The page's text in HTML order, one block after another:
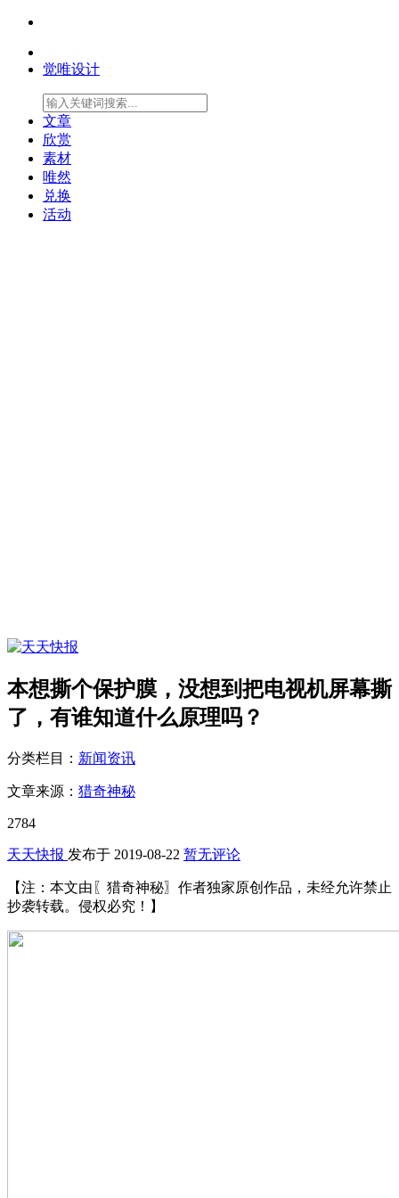
觉唯设计
文章
欣赏
素材
唯然
兑换
活动
本想撕个保护膜，没想到把电视机屏幕撕
了，有谁知道什么原理吗？
分类栏目： 新闻资讯
文章来源： 猎奇神秘
2784
天天快报 发布于 2019-08-22 暂无评论
【注：本文由〖猎奇神秘〗作者独家原创作品，未经允许禁止
抄袭转载。侵权必究！】